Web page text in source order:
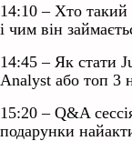
14:10 – Хто такий
і чим він
14:45 – Як стати
Analyst або топ 3
15:20 – Q&A
подарунки